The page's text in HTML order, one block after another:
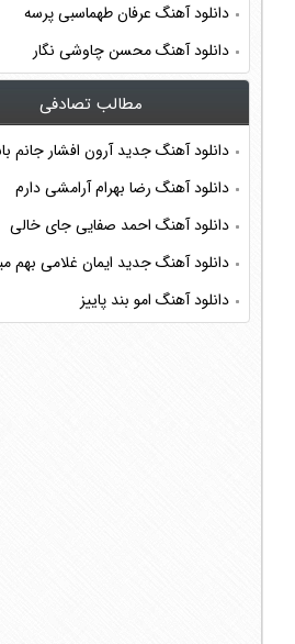
دانلود آهنگ عرفان طهماسبی پرسه
دانلود آهنگ محسن چاوشی نگار
مطالب تصادفی
دانلود آهنگ جدید آرون افشار جانم
دانلود آهنگ رضا بهرام آرامشی دارم
دانلود آهنگ احمد صفایی جای خالی
دانلود آهنگ جدید ایمان غلامی بهم
دانلود آهنگ امو بند پاییز